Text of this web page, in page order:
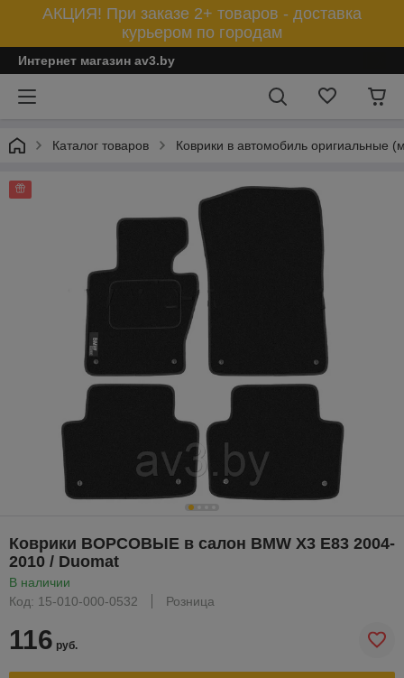
АКЦИЯ! При заказе 2+ товаров - доставка
курьером по городам
Интернет магазин av3.by
Каталог товаров Коврики в автомобиль оригиальные
Коврики ВОРСОВЫЕ в салон BMW X3 E83 2004-
2010 / Duomat
В наличии
Код: 15-010-000-0532
Розница
116 руб.